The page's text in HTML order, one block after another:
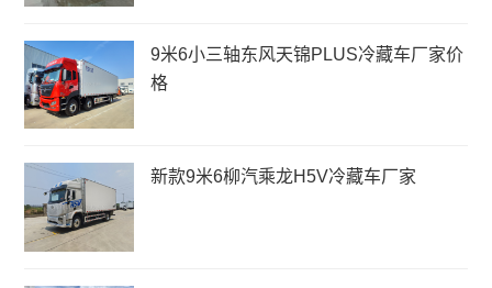
9米6小三轴东风天锦PLUS冷藏车厂家价
格
新款9米6柳汽乘龙H5V冷藏车厂家